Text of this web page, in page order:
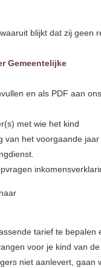
blijkt dat zij geen
Gemeentelijke
en als PDF aan ons
met wie het kind
van het voorgaande jaar
tarief te bepalen
voor je kind van de
niet aanlevert, gaan